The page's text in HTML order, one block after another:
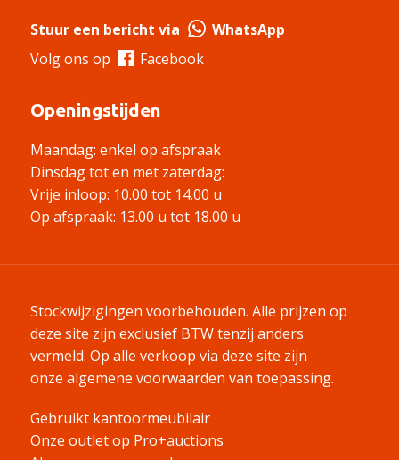
Stuur een bericht via
WhatsApp
Volg ons op
Facebook
Openingstijden
Maandag: enkel op afspraak
Dinsdag tot en met zaterdag:
Vrije inloop: 10.00 tot 14.00 u
Op afspraak: 13.00 u tot 18.00 u
Stockwijzigingen voorbehouden. Alle prijzen op
deze site zijn exclusief BTW tenzij anders
vermeld. Op alle verkoop via deze site zijn
onze algemene voorwaarden van toepassing.
Gebruikt kantoormeubilair
Onze outlet op Pro+auctions